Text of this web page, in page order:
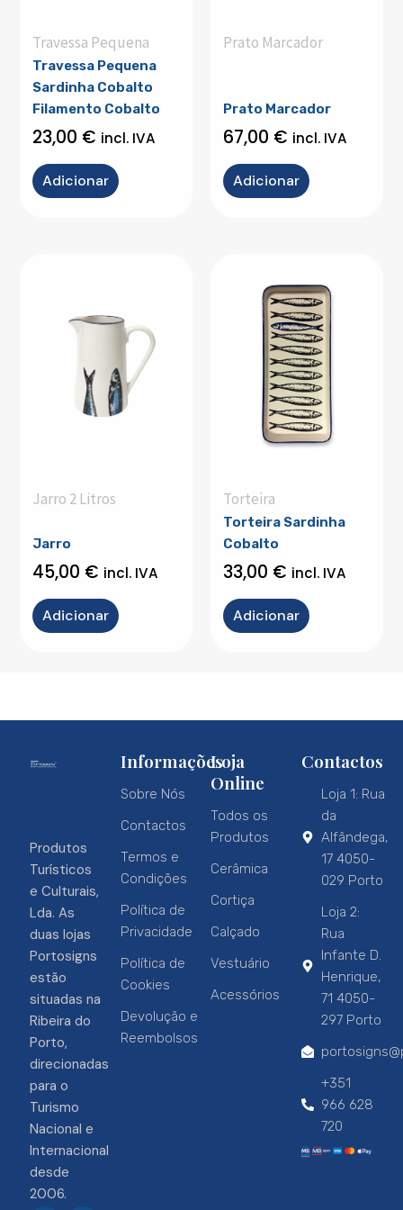
Travessa Pequena
Travessa Pequena
Sardinha Cobalto
Filamento Cobalto
23,00 € incl. IVA
Adicionar
Prato Marcador
Prato Marcador
67,00 € incl. IVA
Adicionar
Jarro 2 Litros
Jarro
45,00 € incl. IVA
Adicionar
Torteira
Torteira Sardinha
Cobalto
33,00 € incl. IVA
Adicionar
Produtos
Turísticos
e Culturais,
Lda. As
duas lojas
Portosigns
estão
situadas na
Ribeira do
Porto,
direcionadas
para o
Turismo
Nacional e
Internacional
desde
2006.
Informações
Sobre Nós
Contactos
Termos e
Condições
Política de
Privacidade
Política de
Cookies
Devolução e
Reembolsos
Loja
Online
Todos os
Produtos
Cerâmica
Cortiça
Calçado
Vestuário
Acessórios
Contactos
Loja 1: Rua
da
Alfândega,
17 4050-
029 Porto
Loja 2:
Rua
Infante D.
Henrique,
71 4050-
297 Porto
+351
966 628
720